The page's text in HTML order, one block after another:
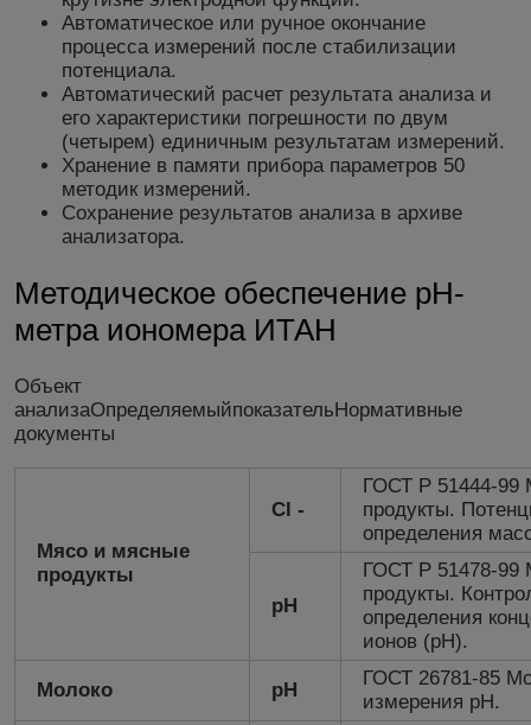
Автоматическое или ручное окончание
процесса измерений после стабилизации
потенциала.
Автоматический расчет результата анализа и
его характеристики погрешности по двум
(четырем) единичным результатам измерений.
Хранение в памяти прибора параметров 50
методик измерений.
Сохранение результатов анализа в архиве
анализатора.
Методическое обеспечение рН-
метра иономера ИТАН
Объект
анализаОпределяемыйпоказательНормативные
документы
Мясо и мясные
продукты
Cl -
ГОСТ Р 51444-99
продукты.
определения
рН
ГОСТ Р 51478-99
продукты.
определения
ионов (рН).
Молоко рН
ГОСТ 26781-85
измерения рН.